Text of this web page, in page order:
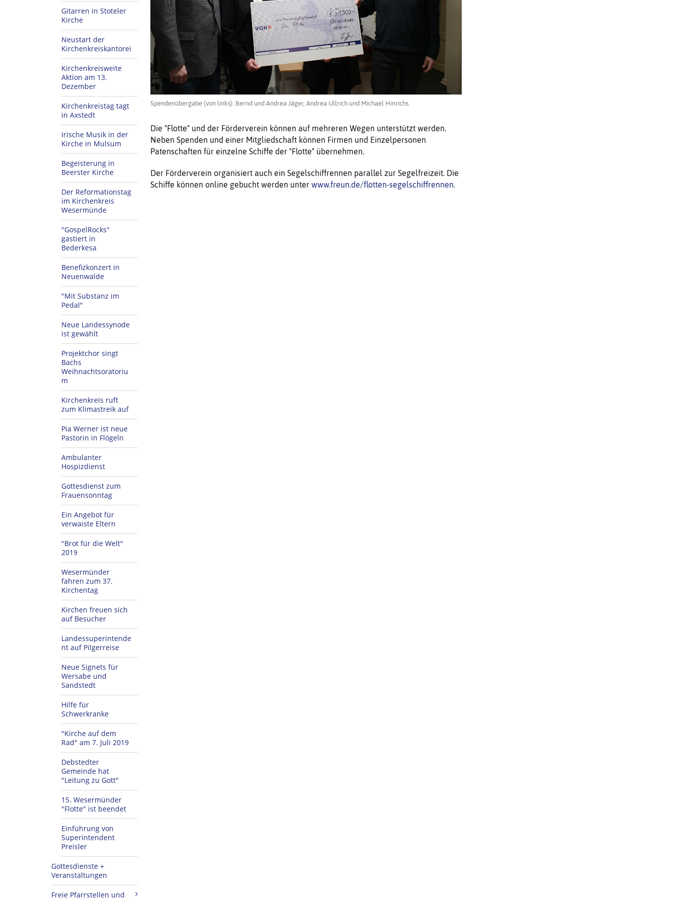
Gitarren in Stoteler
Kirche
Neustart der
Kirchenkreiskantorei
Kirchenkreisweite
Aktion am 13.
Dezember
Kirchenkreistag tagt
in Axstedt
Irische Musik in der
Kirche in Mulsum
Begeisterung in
Beerster Kirche
Der Reformationstag
im Kirchenkreis
Wesermünde
"GospelRocks"
gastiert in
Bederkesa
Benefizkonzert in
Neuenwalde
"Mit Substanz im
Pedal"
Neue Landessynode
ist gewählt
Projektchor singt
Bachs
Weihnachtsoratoriu
m
Kirchenkreis ruft
zum Klimastreik auf
Pia Werner ist neue
Pastorin in Flögeln
Ambulanter
Hospizdienst
Gottesdienst zum
Frauensonntag
Ein Angebot für
verwaiste Eltern
"Brot für die Welt"
2019
Wesermünder
fahren zum 37.
Kirchentag
Kirchen freuen sich
auf Besucher
Landessuperintende
nt auf Pilgerreise
Neue Signets für
Wersabe und
Sandstedt
Hilfe für
Schwerkranke
"Kirche auf dem
Rad" am 7. Juli 2019
Debstedter
Gemeinde hat
"Leitung zu Gott"
15. Wesermünder
"Flotte" ist beendet
Einführung von
Superintendent
Preisler
Gottesdienste +
Veranstaltungen
Freie Pfarrstellen und
Spendenübergabe (von links): Bernd und Andrea Jäger, Andrea Ullrich und Michael Hinrichs.
Die "Flotte" und der Förderverein können auf mehreren Wegen unterstützt werden.
Neben Spenden und einer Mitgliedschaft können Firmen und Einzelpersonen
Patenschaften für einzelne Schiffe der "Flotte" übernehmen.
Der Förderverein organisiert auch ein Segelschiffrennen parallel zur Segelfreizeit. Die
Schiffe können online gebucht werden unter www.freun.de/flotten-segelschiffrennen.